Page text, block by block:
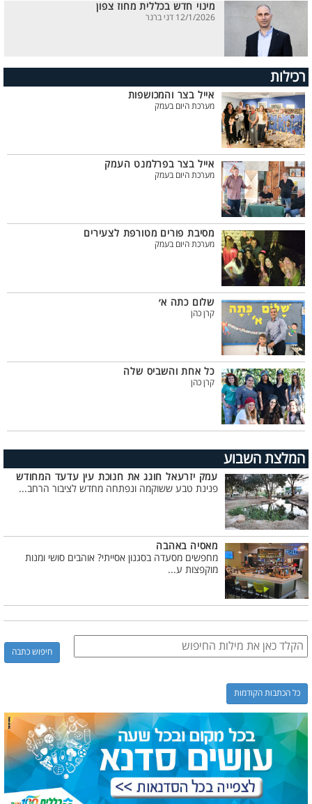
מינוי חדש בכללית מחוז צפון
12/1/2026 דני ברנר
רכילות
אייל בצר והמכושפות
מערכת היום בעמק
אייל בצר בפרלמנט העמק
מערכת היום בעמק
מסיבת פורים מטורפת לצעירים
מערכת היום בעמק
שלום כתה א׳
קרן כהן
כל אחת והשביס שלה
קרן כהן
המלצת השבוע
עמק יזרעאל חוגג את חנוכת עין עדעד המחודש
פנינת טבע ששוקמה ונפתחה מחדש לציבור הרחב...
מאסיה באהבה
מחפשים מסעדה בסגנון אסייתי? אוהבים סושי ומנות
מוקפצות ע...
כל הכתבות הקודמות